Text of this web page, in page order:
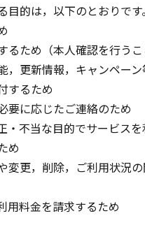
的は，以下のとおりです。
ため（本人確認を行うこ
，更新情報，キャンペー
するため
要に応じたご連絡のため
・不当な目的でサービス
め
変更，削除，ご利用状況
用料金を請求するため